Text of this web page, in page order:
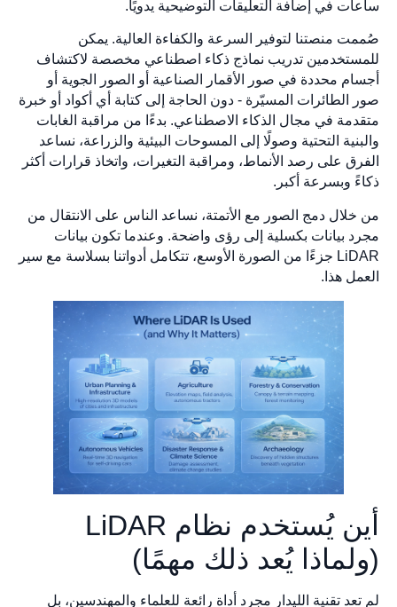
ساعات في إضافة التعليقات التوضيحية يدويًا.
صُممت منصتنا لتوفير السرعة والكفاءة العالية. يمكن
للمستخدمين تدريب نماذج ذكاء اصطناعي مخصصة لاكتشاف
أجسام محددة في صور الأقمار الصناعية أو الصور الجوية أو
صور الطائرات المسيّرة - دون الحاجة إلى كتابة أي أكواد أو خبرة
متقدمة في مجال الذكاء الاصطناعي. بدءًا من مراقبة الغابات
والبنية التحتية وصولًا إلى المسوحات البيئية والزراعة، نساعد
الفرق على رصد الأنماط، ومراقبة التغيرات، واتخاذ قرارات أكثر
ذكاءً وبسرعة أكبر.
من خلال دمج الصور مع الأتمتة، نساعد الناس على الانتقال من
مجرد بيانات بكسلية إلى رؤى واضحة. وعندما تكون بيانات
LiDAR جزءًا من الصورة الأوسع، تتكامل أدواتنا بسلاسة مع سير
العمل هذا.
أين يُستخدم نظام LiDAR
(ولماذا يُعد ذلك مهمًا)
لم تعد تقنية الليدار مجرد أداة رائعة للعلماء والمهندسين، بل